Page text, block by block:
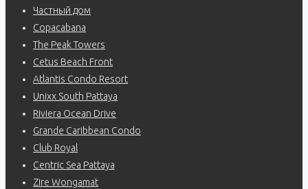
Частный дом
Copacabana
The Peak Towers
Cetus Beach Front
Atlantis Condo Resort
Unixx South Pattaya
Riviera Ocean Drive
Grande Caribbean Condo
Club Royal
Centric Sea Pattaya
Zire Wongamat